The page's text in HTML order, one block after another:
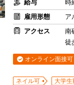
給与
時
雇用形態
ア
アクセス
南
徒
オンライン面接可
ネイル可 大学生